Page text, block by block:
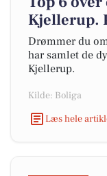
Kjellerup.
Drømmer du
har samlet de
Kjellerup.
Kilde: Boliga
Læs hele